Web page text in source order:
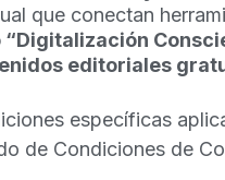
que conectan
“Digitalización
editoriales
específicas
de Condiciones de